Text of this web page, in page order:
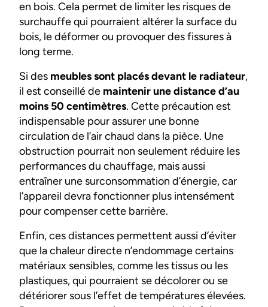
en bois. Cela permet de limiter les risques de
surchauffe qui pourraient altérer la surface du
bois, le déformer ou provoquer des fissures à
long terme.
Si des meubles sont placés devant le radiateur,
il est conseillé de maintenir une distance d’au
moins 50 centimètres. Cette précaution est
indispensable pour assurer une bonne
circulation de l’air chaud dans la pièce. Une
obstruction pourrait non seulement réduire les
performances du chauffage, mais aussi
entraîner une surconsommation d’énergie, car
l’appareil devra fonctionner plus intensément
pour compenser cette barrière.
Enfin, ces distances permettent aussi d’éviter
que la chaleur directe n’endommage certains
matériaux sensibles, comme les tissus ou les
plastiques, qui pourraient se décolorer ou se
détériorer sous l’effet de températures élevées.